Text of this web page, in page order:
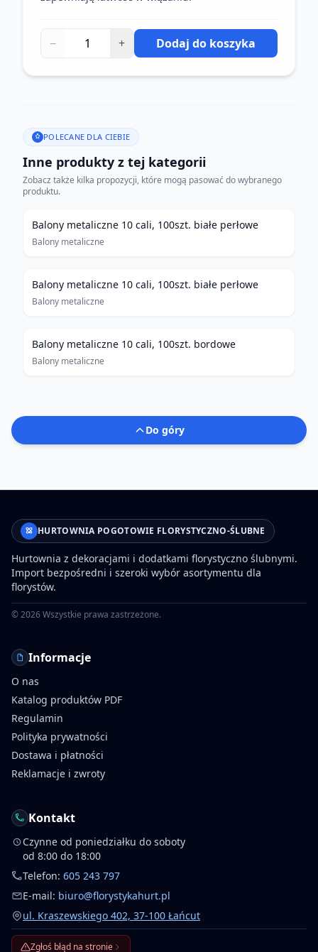
− + Dodaj do koszyka
POLECANE DLA CIEBIE
Inne produkty z tej kategorii
Zobacz także kilka propozycji, które mogą pasować do wybranego
produktu.
Balony metaliczne 10 cali, 100szt. białe perłowe
Balony metaliczne
Balony metaliczne 10 cali, 100szt. białe perłowe
Balony metaliczne
Balony metaliczne 10 cali, 100szt. bordowe
Balony metaliczne
Do góry
HURTOWNIA POGOTOWIE FLORYSTYCZNO-ŚLUBNE
Hurtownia z dekoracjami i dodatkami florystyczno ślubnymi.
Import bezpośredni i szeroki wybór asortymentu dla
florystów.
©2026Wszystkie prawa zastrzeżone.
Informacje
O nas
Katalog produktów PDF
Regulamin
Polityka prywatności
Dostawa i płatności
Reklamacje i zwroty
Kontakt
Czynne od poniedziałku do soboty
od 8:00 do 18:00
Telefon: 605 243 797
E-mail: biuro@florystykahurt.pl
ul. Kraszewskiego 402, 37-100 Łańcut
Zgłoś błąd na stronie